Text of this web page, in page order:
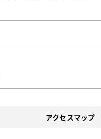
アクセスマップ